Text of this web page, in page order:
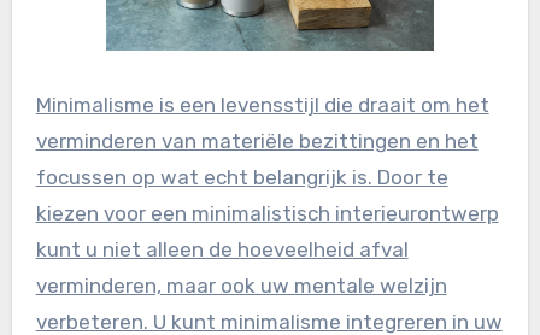
Minimalisme is een levensstijl die draait om het
verminderen van materiële bezittingen en het
focussen op wat echt belangrijk is. Door te
kiezen voor een minimalistisch interieurontwerp
kunt u niet alleen de hoeveelheid afval
verminderen, maar ook uw mentale welzijn
verbeteren. U kunt minimalisme integreren in uw